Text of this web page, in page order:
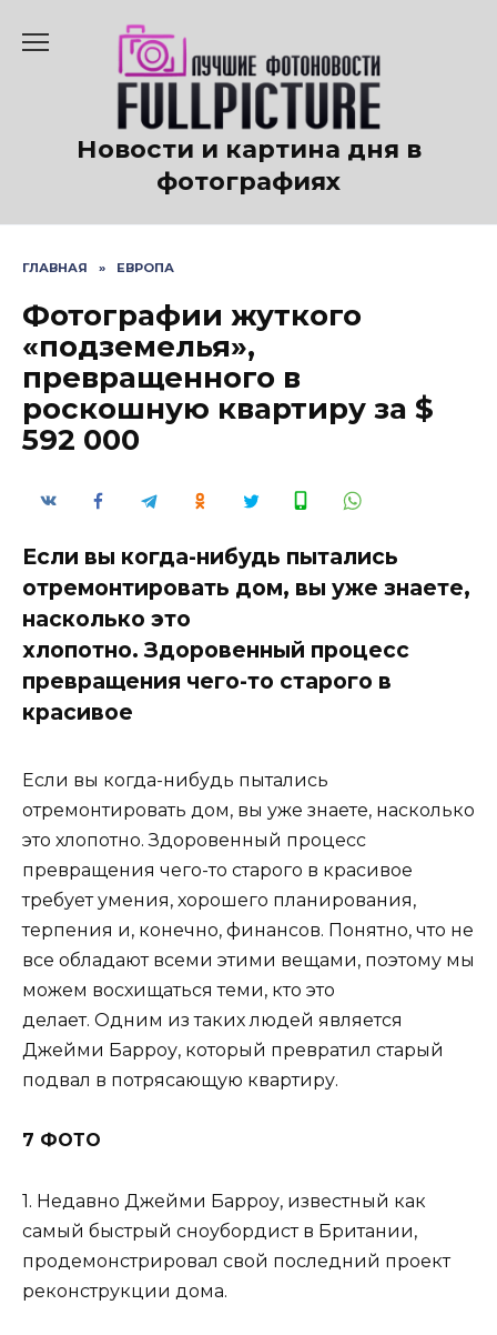
содержанию
Новости и картина дня в
фотографиях
ГЛАВНАЯ » ЕВРОПА
Фотографии жуткого
«подземелья»,
превращенного в
роскошную квартиру за $
592 000
Если вы когда-нибудь пытались
отремонтировать дом, вы уже знаете,
насколько это
хлопотно. Здоровенный процесс
превращения чего-то старого в
красивое
Если вы когда-нибудь пытались
отремонтировать дом, вы уже знаете, насколько
это хлопотно. Здоровенный процесс
превращения чего-то старого в красивое
требует умения, хорошего планирования,
терпения и, конечно, финансов. Понятно, что не
все обладают всеми этими вещами, поэтому мы
можем восхищаться теми, кто это
делает. Одним из таких людей является
Джейми Барроу, который превратил старый
подвал в потрясающую квартиру.
7 ФОТО
1. Недавно Джейми Барроу, известный как
самый быстрый сноубордист в Британии,
продемонстрировал свой последний проект
реконструкции дома.